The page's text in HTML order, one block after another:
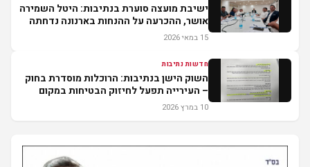
ישיבת מועצה סוערת בנתיבות: היטל השמירה
אושר, ההכרעה על ההנחות בארנונה נדחתה
15 במאי 2026
חדשות נתיבות
השוק הישן בנתיבות: הרוכלות מוסדרת בחוק
– העירייה תפעל לחיזוק הבטיחות במקום
10 במרץ 2026